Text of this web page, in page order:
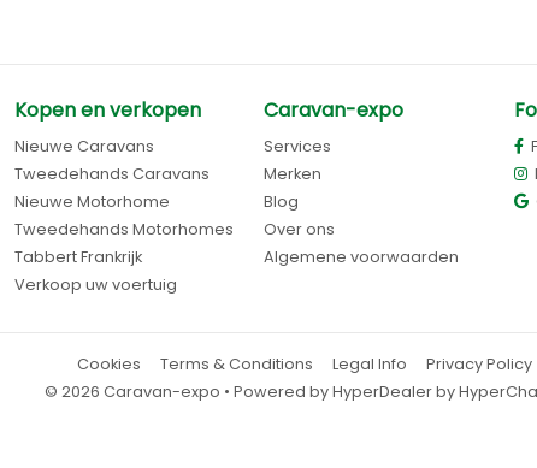
Kopen en verkopen
Nieuwe Caravans
Tweedehands Caravans
Nieuwe Motorhome
Tweedehands Motorhomes
Tabbert Frankrijk
Verkoop uw voertuig
Caravan-expo
Services
Merken
Blog
Over ons
Algemene voorwaarden
Cookies Terms & Conditions Legal Info
Privacy Policy
© 2026 Caravan-expo • Powered by HyperDealerby